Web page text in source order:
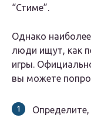
“Стиме”.
Однако
люди ищут, как
игры.
вы можете
Определите,